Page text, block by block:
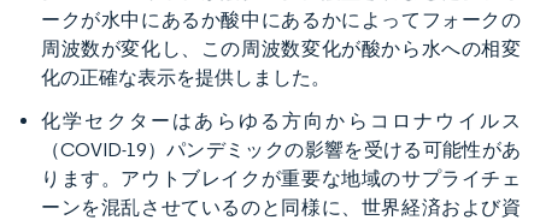
ークが水中にあるか酸中にあるかによってフォークの
周波数が変化し、この周波数変化が酸から水への相変
化の正確な表示を提供しました。
化学セクターはあらゆる方向からコロナウイルス
（COVID-19）パンデミックの影響を受ける可能性があ
ります。アウトブレイクが重要な地域のサプライチェ
ーンを混乱させているのと同様に、世界経済および資